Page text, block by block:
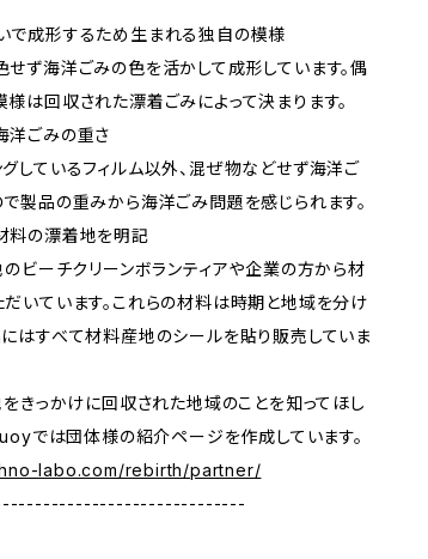
成形するため生まれる独自の模様
ず海洋ごみの色を活かして成形しています。偶
は回収された漂着ごみによって決まります。
ごみの重さ
しているフィルム以外、混ぜ物などせず海洋ご
製品の重みから海洋ごみ問題を感じられます。
の漂着地を明記
ビーチクリーンボランティアや企業の方から材
いています。これらの材料は時期と地域を分け
はすべて材料産地のシールを貼り販売していま
きっかけに回収された地域のことを知ってほし
では団体様の紹介ページを作成しています。
labo.com/rebirth/partner/